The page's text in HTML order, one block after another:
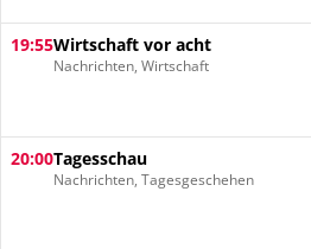
19:55Wirtschaft vor acht
Nachrichten, Wirtschaft
20:00Tagesschau
Nachrichten, Tagesgeschehen